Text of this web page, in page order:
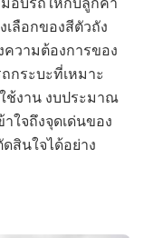
เลือกของสีตัวถัง
วามต้องการของ
กระบะที่เหมาะ
ช้งาน งบประมาณ
ใจถึงจุดเด่นของ
สินใจได้อย่าง